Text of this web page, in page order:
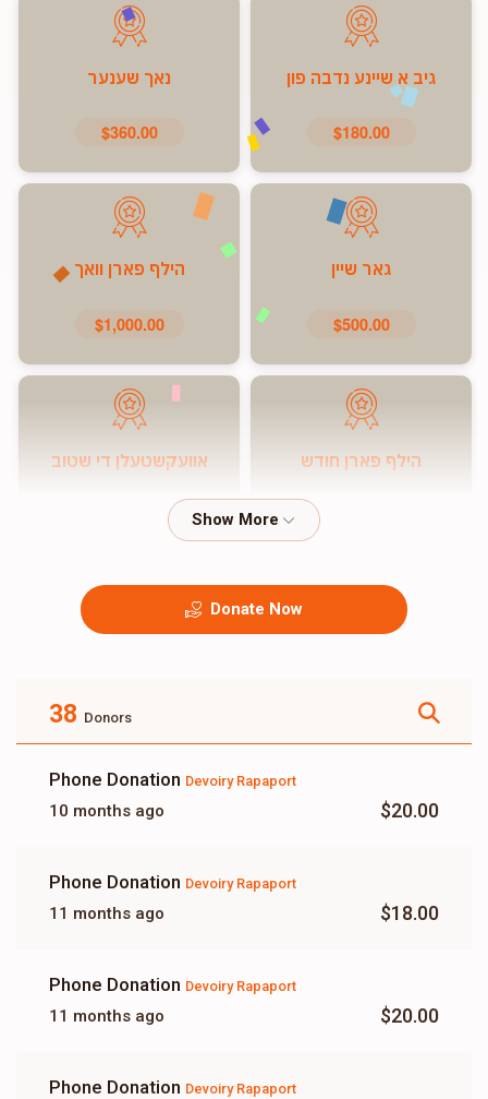
גיב א שיינע נדבה פון
$180.00
נאך שענער
$360.00
גאר שיין
$500.00
הילף פארן וואך
$1,000.00
הילף פארן חודש אוועקשטעלן די שטוב
Donate Now
38 Donors
Phone Donation Devoiry Rapaport
10 months ago $20.00
Phone Donation Devoiry Rapaport
11 months ago $18.00
Phone Donation Devoiry Rapaport
11 months ago $20.00
Phone Donation Devoiry Rapaport